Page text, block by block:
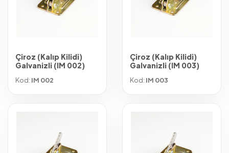
Çiroz (Kalıp Kilidi)
Galvanizli (IM 002)
Kod: IM 002
Çiroz (Kalıp Kilidi)
Galvanizli (IM 003)
Kod: IM 003